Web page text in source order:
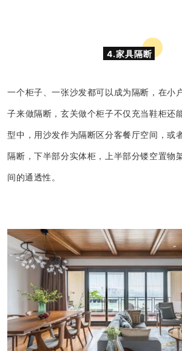
4.家具隔断
一个柜子、一张沙发都可以成为隔断，在小
子来做隔断，玄关做个柜子不仅充当鞋柜还
型中，用沙发作为隔断区分客餐厅空间，或
隔断，下半部分实体柜，上半部分镂空置物
间的通透性。